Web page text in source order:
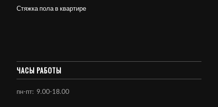
Стяжка пола в квартире
ЧАСЫ РАБОТЫ
пн-пт: 9.00-18.00